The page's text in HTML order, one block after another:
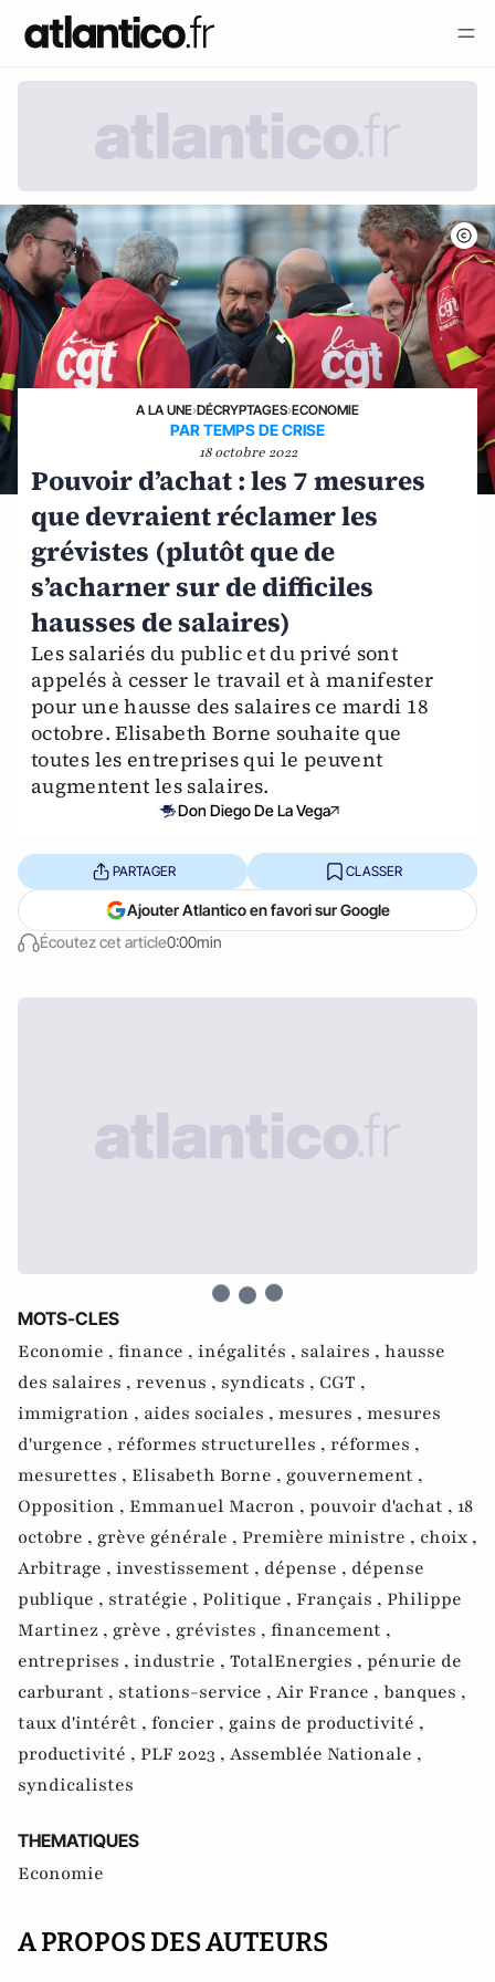
A LA UNE›DÉCRYPTAGES›ECONOMIE
PAR TEMPS DE CRISE
18 octobre 2022
Pouvoir d’achat : les 7 mesures
que devraient réclamer les
grévistes (plutôt que de
s’acharner sur de difficiles
hausses de salaires)
Les salariés du public et du privé sont
appelés à cesser le travail et à manifester
pour une hausse des salaires ce mardi 18
octobre. Elisabeth Borne souhaite que
toutes les entreprises qui le peuvent
augmentent les salaires.
Don Diego De La Vega
Écoutez cet article0:00min
PARTAGER CLASSER
Ajouter Atlantico en favori sur Google
MOTS-CLES
Economie , finance , inégalités , salaires , hausse
des salaires , revenus , syndicats , CGT ,
immigration , aides sociales , mesures , mesures
d'urgence , réformes structurelles , réformes ,
mesurettes , Elisabeth Borne , gouvernement ,
Opposition , Emmanuel Macron , pouvoir d'achat , 18
octobre , grève générale , Première ministre , choix ,
Arbitrage , investissement , dépense , dépense
publique , stratégie , Politique , Français , Philippe
Martinez , grève , grévistes , financement ,
entreprises , industrie , TotalEnergies , pénurie de
carburant , stations-service , Air France , banques ,
taux d'intérêt , foncier , gains de productivité ,
productivité , PLF 2023 , Assemblée Nationale ,
syndicalistes
THEMATIQUES
Economie
A PROPOS DES AUTEURS